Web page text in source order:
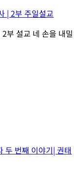
| 2부 주일설교
부 설교 네 손을 내밀
두 번째 이야기| 권태